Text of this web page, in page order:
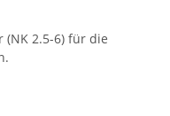
(NK 2.5-6) für die